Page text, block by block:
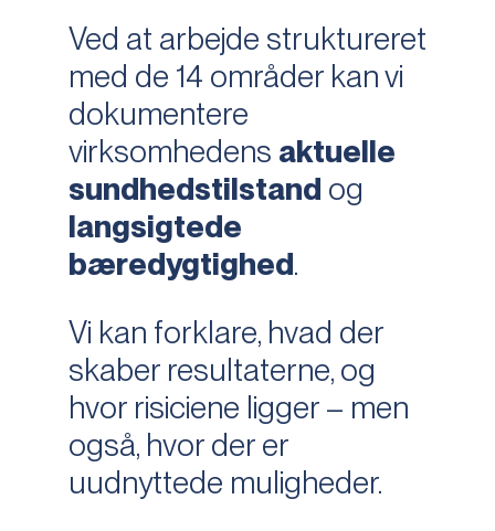
Ved at arbejde struktureret
med de 14 områder kan vi
dokumentere
virksomhedens aktuelle
sundhedstilstand og
langsigtede
bæredygtighed.
Vi kan forklare, hvad der
skaber resultaterne, og
hvor risiciene ligger – men
også, hvor der er
uudnyttede muligheder.